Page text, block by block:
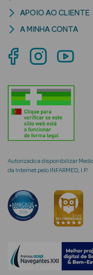
Solares Bebé e
Criança
Rosto e
Ver Tudo
Rosto
Séruns Faciais
Anti-
Autorizado a disponibilizar
da Internet pelo INFARMED, I.P.
APOIO AO CLIENTE
A MINHA CONTA